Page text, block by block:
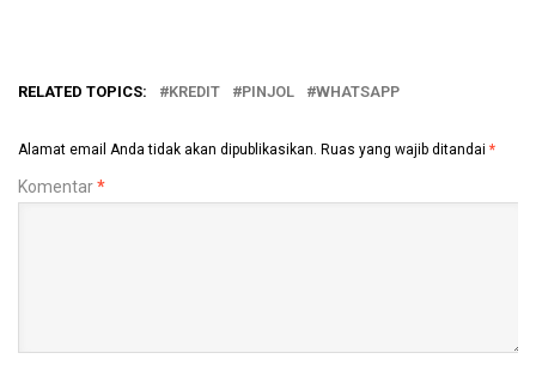
RELATED TOPICS: KREDIT PINJOL WHATSAPP
Alamat email Anda tidak akan dipublikasikan. Ruas yang wajib ditandai *
Komentar*